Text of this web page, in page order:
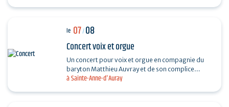
à Sainte-Anne-d'Auray
le 07/08
Concert voix et orgue
Un concert pour voix et orgue en compagnie du
baryton Matthieu Auvray et de son complice
Antoine Joly aux claviers, pour un moment